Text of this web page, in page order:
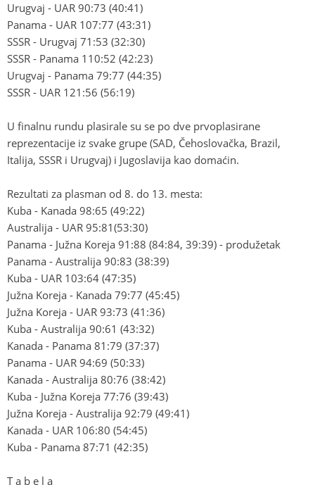
Urugvaj - UAR 90:73 (40:41)
Panama - UAR 107:77 (43:31)
SSSR - Urugvaj 71:53 (32:30)
SSSR - Panama 110:52 (42:23)
Urugvaj - Panama 79:77 (44:35)
SSSR - UAR 121:56 (56:19)
U finalnu rundu plasirale su se po dve prvoplasirane
reprezentacije iz svake grupe (SAD, Čehoslovačka, Brazil,
Italija, SSSR i Urugvaj) i Jugoslavija kao domaćin.
Rezultati za plasman od 8. do 13. mesta:
Kuba - Kanada 98:65 (49:22)
Australija - UAR 95:81(53:30)
Panama - Južna Koreja 91:88 (84:84, 39:39) - produžetak
Panama - Australija 90:83 (38:39)
Kuba - UAR 103:64 (47:35)
Južna Koreja - Kanada 79:77 (45:45)
Južna Koreja - UAR 93:73 (41:36)
Kuba - Australija 90:61 (43:32)
Kanada - Panama 81:79 (37:37)
Panama - UAR 94:69 (50:33)
Kanada - Australija 80:76 (38:42)
Kuba - Južna Koreja 77:76 (39:43)
Južna Koreja - Australija 92:79 (49:41)
Kanada - UAR 106:80 (54:45)
Kuba - Panama 87:71 (42:35)
T a b e l a